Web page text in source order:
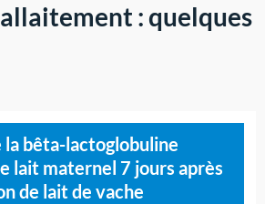
: quelques
bêta-lactoglobuline
lait maternel 7 jours après
de lait de vache